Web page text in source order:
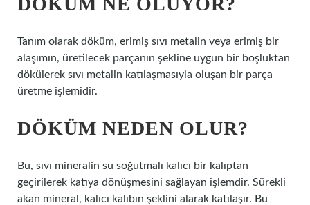
Tanım olarak döküm, erimiş sıvı metalin veya erimiş bir
alaşımın, üretilecek parçanın şekline uygun bir boşluktan
dökülerek sıvı metalin katılaşmasıyla oluşan bir parça
üretme işlemidir.
DÖKÜM NEDEN OLUR?
Bu, sıvı mineralin su soğutmalı kalıcı bir kalıptan
geçirilerek katıya dönüşmesini sağlayan işlemdir. Sürekli
akan mineral, kalıcı kalıbın şeklini alarak katılaşır. Bu